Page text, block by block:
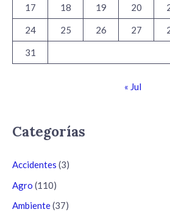
17 18 19 20
24 25 26 27
31
« Jul
Categorías
Accidentes (3)
Agro (110)
Ambiente(37)